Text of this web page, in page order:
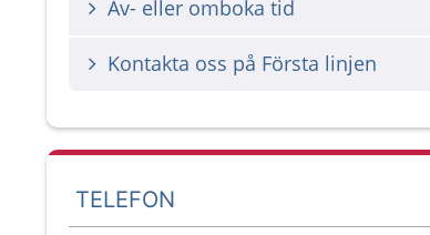
Av- eller omboka tid
Kontakta oss på Första linjen
TELEFON